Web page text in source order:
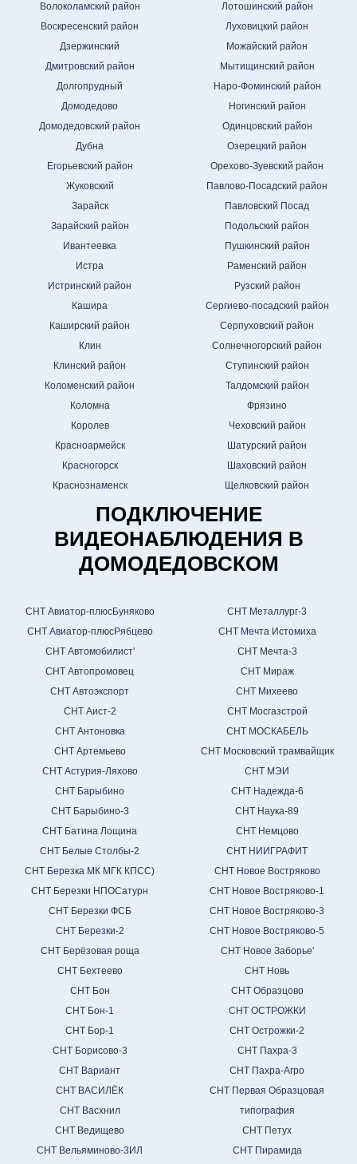
Волоколамский район
Воскресенский район
Дзержинский
Дмитровский район
Долгопрудный
Домодедово
Домодедовский район
Дубна
Егорьевский район
Жуковский
Зарайск
Зарайский район
Ивантеевка
Истра
Истринский район
Кашира
Каширский район
Клин
Клинский район
Коломенский район
Коломна
Королев
Красноармейск
Красногорск
Краснознаменск
Лотошинский район
Луховицкий район
Можайский район
Мытищинский район
Наро-Фоминский район
Ногинский район
Одинцовский район
Озерецкий район
Орехово-Зуевский район
Павлово-Посадский район
Павловский Посад
Подольский район
Пушкинский район
Раменский район
Рузский район
Сергиево-посадский район
Серпуховский район
Солнечногорский район
Ступинский район
Талдомский район
Фрязино
Чеховский район
Шатурский район
Шаховский район
Щелковский район
ПОДКЛЮЧЕНИЕ
ВИДЕОНАБЛЮДЕНИЯ В
ДОМОДЕДОВСКОМ
СНТ Авиатор-плюсБуняково
СНТ Авиатор-плюсРябцево
СНТ Автомобилист'
СНТ Автопромовец
СНТ Автоэкспорт
СНТ Аист-2
СНТ Антоновка
СНТ Артемьево
СНТ Астурия-Ляхово
СНТ Барыбино
СНТ Барыбино-3
СНТ Батина Лощина
СНТ Белые Столбы-2
СНТ Березка МК МГК КПСС)
СНТ Березки НПОСатурн
СНТ Березки ФСБ
СНТ Березки-2
СНТ Берёзовая роща
СНТ Бехтеево
СНТ Бон
СНТ Бон-1
СНТ Бор-1
СНТ Борисово-3
СНТ Вариант
СНТ ВАСИЛЁК
СНТ Васхнил
СНТ Ведищево
СНТ Вельяминово-3ИЛ
СНТ Металлург-3
СНТ Мечта Истомиха
СНТ Мечта-3
СНТ Мираж
СНТ Михеево
СНТ Мосгазстрой
СНТ МОСКАБЕЛЬ
СНТ Московский трамвайщик
СНТ МЭИ
СНТ Надежда-6
СНТ Наука-89
СНТ Немцово
СНТ НИИГРАФИТ
СНТ Новое Востряково
СНТ Новое Востряково-1
СНТ Новое Востряково-3
СНТ Новое Востряково-5
СНТ Новое Заборье'
СНТ Новь
СНТ Образцово
СНТ ОСТРОЖКИ
СНТ Острожки-2
СНТ Пахра-3
СНТ Пахра-Агро
СНТ Первая Образцовая
типография
СНТ Петух
СНТ Пирамида